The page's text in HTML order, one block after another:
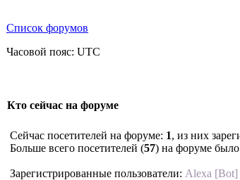
Список форумов
Часовой пояс: UTC
Кто сейчас на форуме
Сейчас посетителей на форуме: 1, из них
Больше всего посетителей (57) на форуме
Зарегистрированные пользователи: Alexa [Bot]